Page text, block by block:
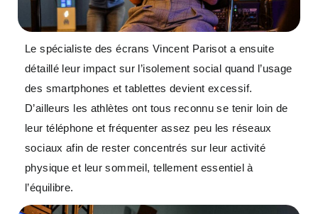
Le spécialiste des écrans Vincent Parisot a ensuite
détaillé leur impact sur l’isolement social quand l’usage
des smartphones et tablettes devient excessif.
D’ailleurs les athlètes ont tous reconnu se tenir loin de
leur téléphone et fréquenter assez peu les réseaux
sociaux afin de rester concentrés sur leur activité
physique et leur sommeil, tellement essentiel à
l’équilibre.